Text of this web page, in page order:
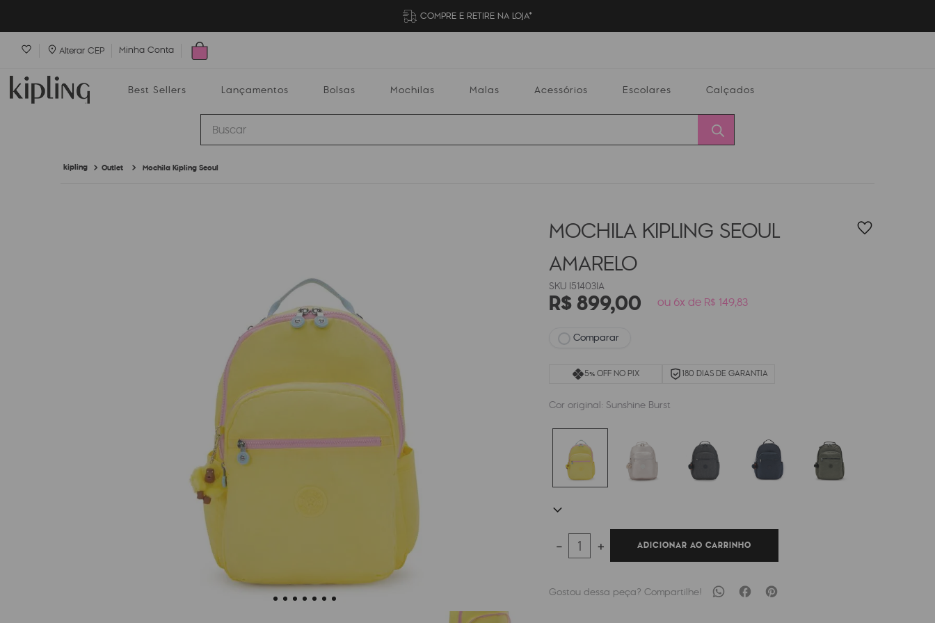
COMPRE E RETIRE NA LOJA*
Alterar CEP Minha Conta
Best Sellers Lançamentos Bolsas Mochilas Malas Acessórios Escolares Calçados
Buscar
Outlet Mochila Kipling Seoul
MOCHILA KIPLING SEOUL
AMARELO
I51403IA
R$899,00 ou 6x de R$ 149,83
Comparar
5% OFF NO PIX 180 DIAS DE GARANTIA
Cor original: Sunshine Burst
＋
－ ADICIONAR AO CARRINHO